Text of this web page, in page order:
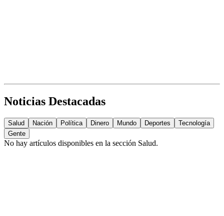
Noticias Destacadas
Salud Nación Política Dinero Mundo Deportes
Tecnología
Gente
No hay artículos disponibles en la sección Salud.